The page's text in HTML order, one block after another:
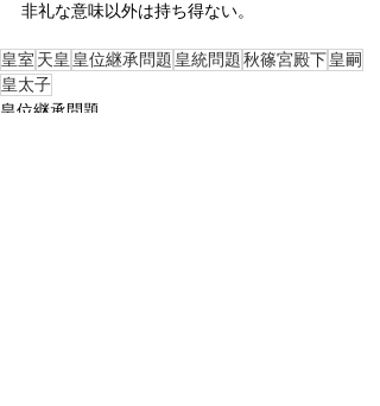
非礼な意味以外は持ち得ない。
皇室 天皇 皇位継承問題 皇統問題秋篠宮殿下皇嗣
皇太子
皇位継承問題